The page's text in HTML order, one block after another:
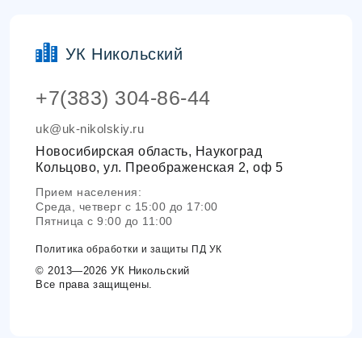
УК Никольский
+7(383) 304-86-44
uk@uk-nikolskiy.ru
Новосибирская область, Наукоград
Кольцово, ул. Преображенская 2, оф 5
Прием населения:
Среда, четверг с 15:00 до 17:00
Пятница с 9:00 до 11:00
Политика обработки и защиты ПД УК
© 2013—2026 УК Никольский
Все права защищены.